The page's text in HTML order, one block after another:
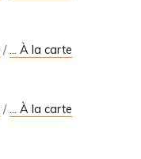
/... À la carte
/... À la carte